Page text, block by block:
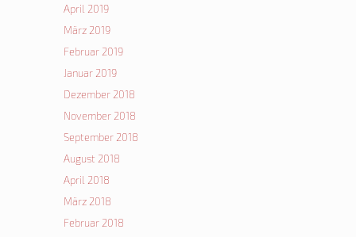
April 2019
März 2019
Februar 2019
Januar 2019
Dezember 2018
November 2018
September 2018
August 2018
April 2018
März 2018
Februar 2018